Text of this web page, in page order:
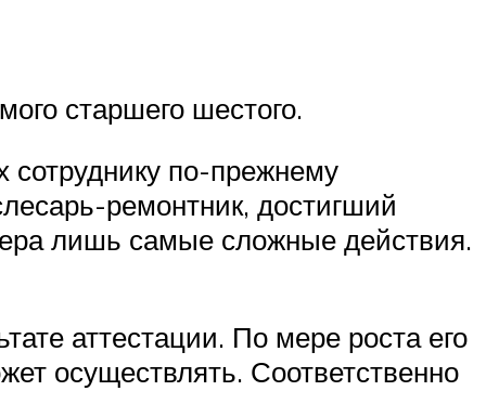
старшего шестого.
по-прежнему
ремонтник, достигший
лишь самые сложные действия.
аттестации. По мере роста его
осуществлять. Соответственно